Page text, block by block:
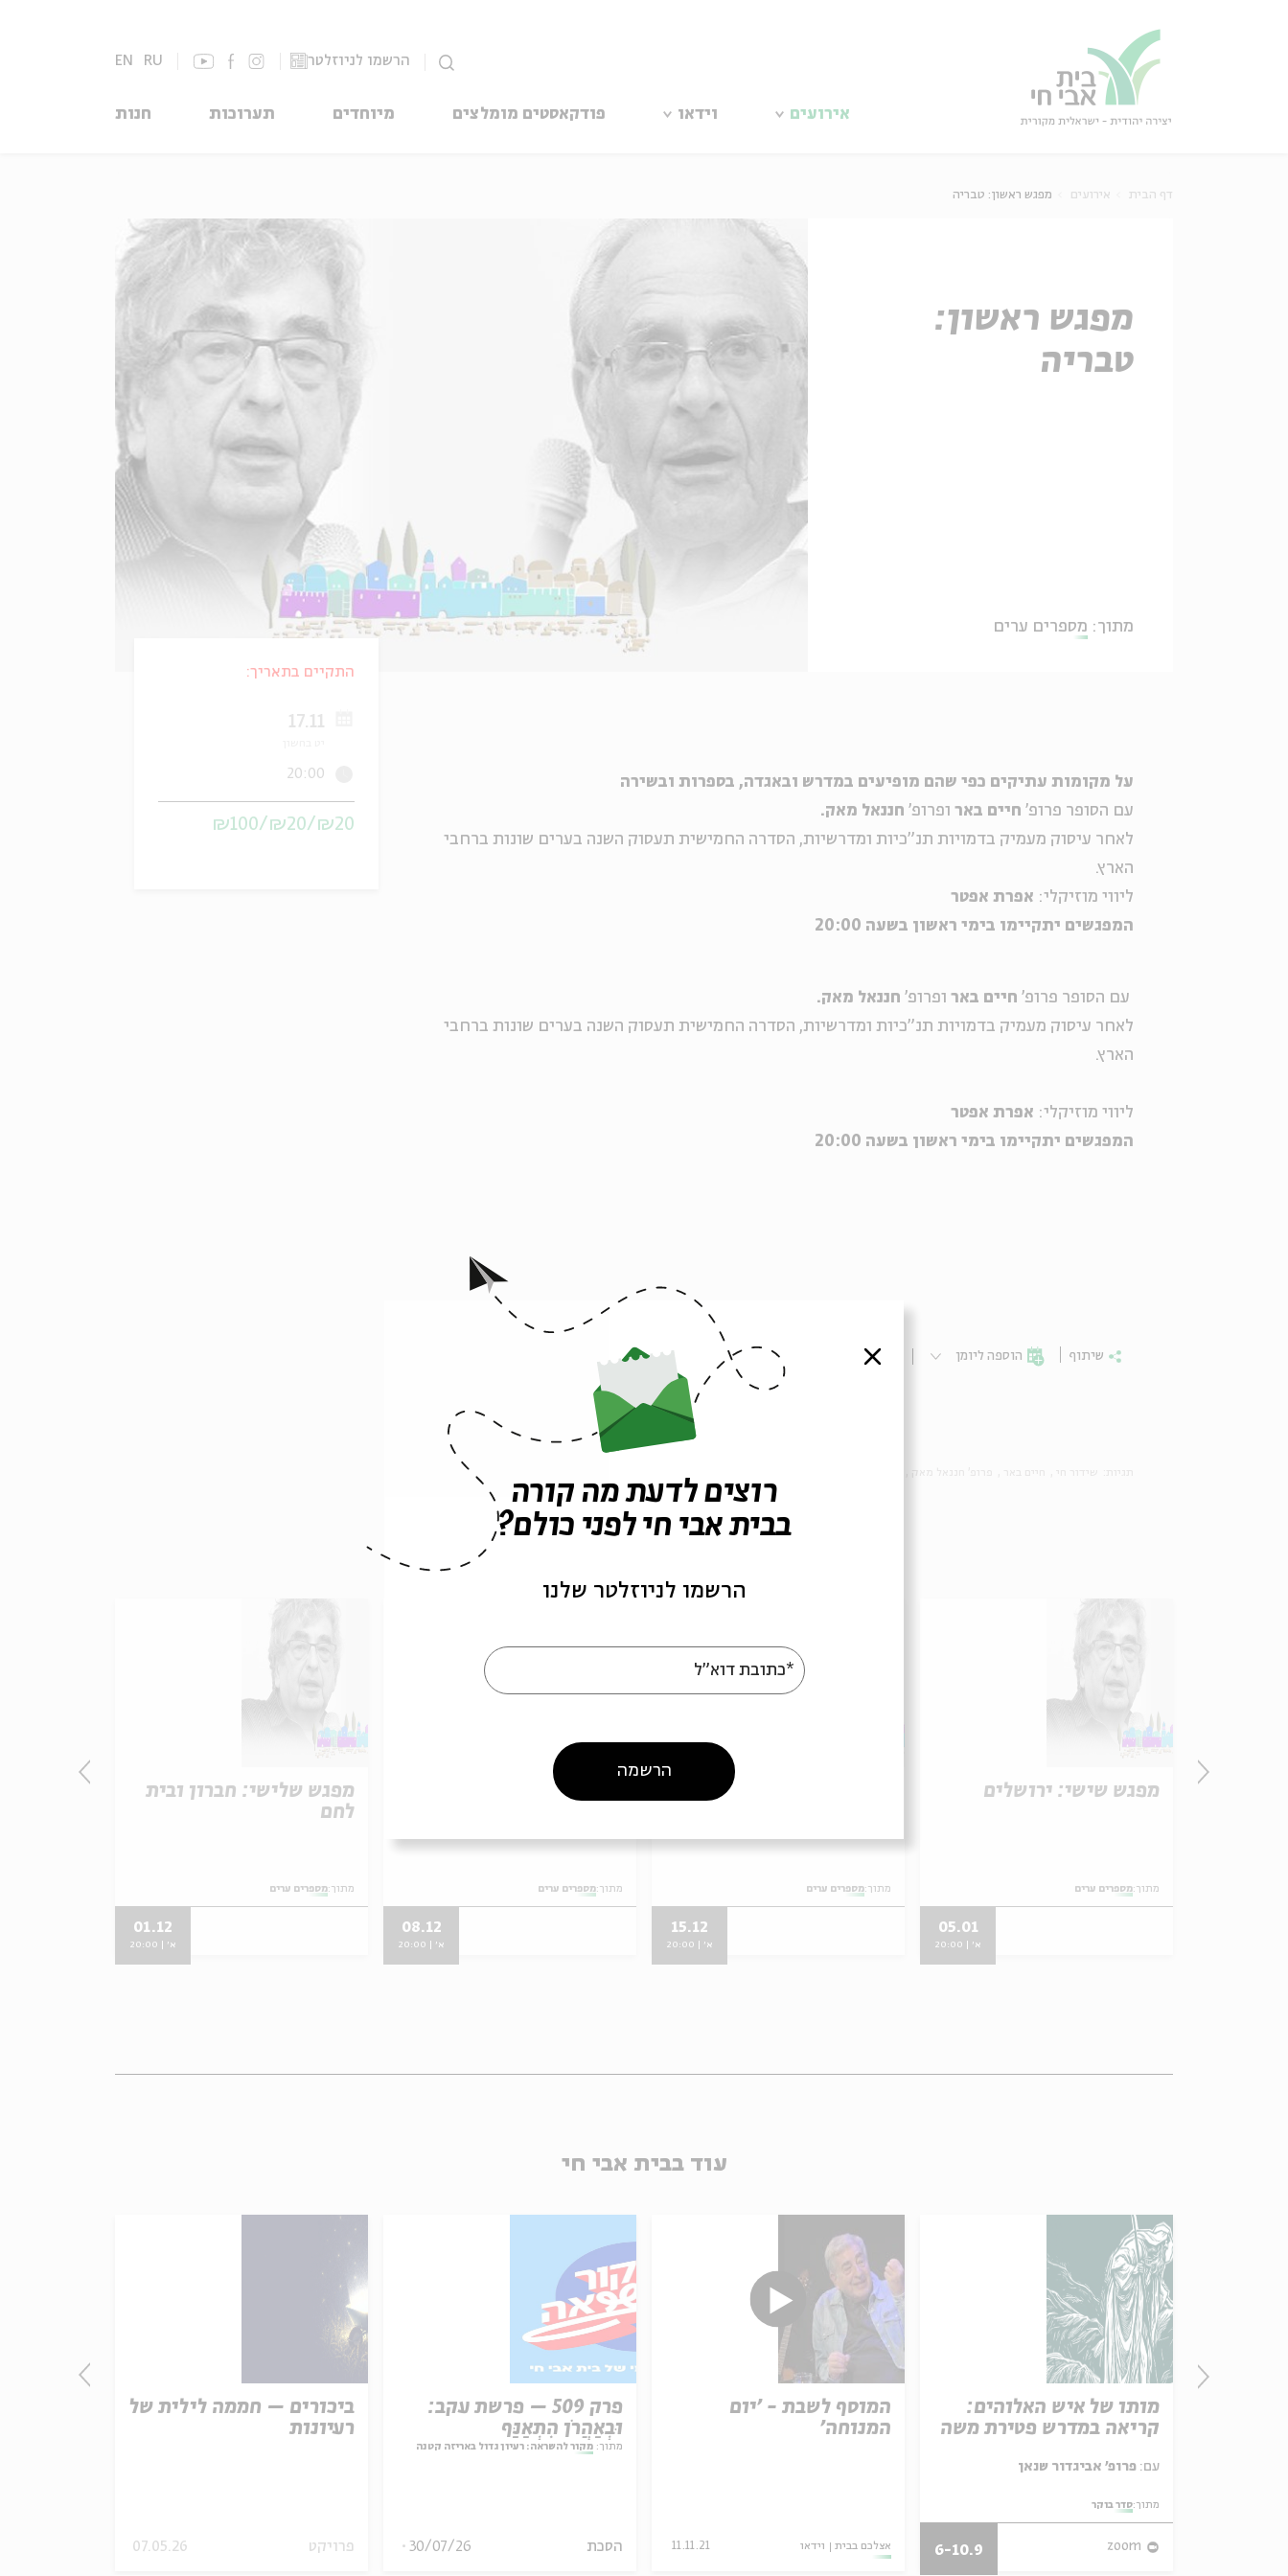
הרשמו לניוזלטר EN RU
אירועים וידאו פודקאסטים מומלצים מיוחדים תערוכות חנות
דף הבית אירועים מפגש ראשון: טבריה
מפגש ראשון:
טבריה
מתוך: מספרים ערים
על מקומות עתיקים כפי שהם מופיעים במדרש ובאגדה, בספרות ובשירה
עם הסופר פרופ' חיים באר ופרופ' חננאל מאק.
לאחר עיסוק מעמיק בדמויות תנ"כיות ומדרשיות, הסדרה החמישית תעסוק השנה בערים שונות ברחבי
הארץ.
ליווי מוזיקלי: אפרת אפטר
המפגשים יתקיימו בימי ראשון בשעה 20:00
עם הסופר פרופ' חיים באר ופרופ' חננאל מאק.
לאחר עיסוק מעמיק בדמויות תנ"כיות ומדרשיות, הסדרה החמישית תעסוק השנה בערים שונות ברחבי
הארץ.
ליווי מוזיקלי: אפרת אפטר
המפגשים יתקיימו בימי ראשון בשעה 20:00
שיתוף הוספה ליומן הרשמה לאירועים דומים
התקיים בתאריך:
17.11
20:00
₪20/₪20/₪100
אירועים נוספים בסדרה
מפגש שישי: ירושלים
מתוך:מספרים ערים
05.01
א' | 20:00
מפגש חמישי: חיפה ועכו
מתוך:מספרים ערים
15.12
א' | 20:00
מפגש רביעי: יפו
מתוך:מספרים ערים
08.12
א' | 20:00
מפגש שלישי: חברון ובית
לחם
מתוך:מספרים ערים
01.12
א' | 20:00
עוד בבית אבי חי
ביכורים – חממה לילית של
רעיונות
פרויקט 07.05.26
פרק 509 – פרשת עקב:
וּבְאַהֲרֹן הִתְאַנַּף
מתוך: מקור להשראה: רעיון גדול באריזה קטנה
הסכת 30/07/26
המוסף לשבת - 'יום
המנוחה'
אצלכם בבית וידאו 11.11.21
מותו של איש האלוהים:
קריאה במדרש פטירת משה
עם:
מתוך:סדר בוקר
zoom
6-10.9
סגור
רוצים לדעת מה קורה
בבית אבי חי לפני כולם?
הרשמו לניוזלטר שלנו
*כתובת דוא"ל
הרשמה